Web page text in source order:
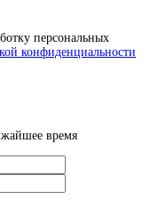
персональных
конфиденциальности
время